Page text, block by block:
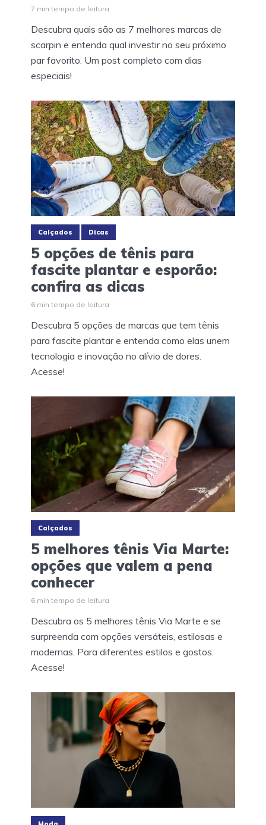
7 min tempo de leitura
Descubra quais são as 7 melhores marcas de
scarpin e entenda qual investir no seu próximo
par favorito. Um post completo com dias
especiais!
Calçados Dicas
5 opções de tênis para
fascite plantar e esporão:
confira as dicas
6 min tempo de leitura
Descubra 5 opções de marcas que tem tênis
para fascite plantar e entenda como elas unem
tecnologia e inovação no alívio de dores.
Acesse!
Calçados
5 melhores tênis Via Marte:
opções que valem a pena
conhecer
6 min tempo de leitura
Descubra os 5 melhores tênis Via Marte e se
surpreenda com opções versáteis, estilosas e
modernas. Para diferentes estilos e gostos.
Acesse!